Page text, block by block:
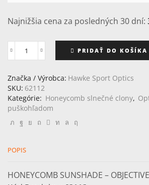
Najnižšia cena za posledných 30 dní:
množstvo
SUNSHADE
-
OBJECTIVE
56mm
PRIDAŤ DO KOŠÍKA
Značka / Výrobca: Hawke Sport Optics
SKU: 62112
Kategórie: Honeycomb slnečné clony,
puškohľadom
POPIS
HONEYCOMB SUNSHADE –